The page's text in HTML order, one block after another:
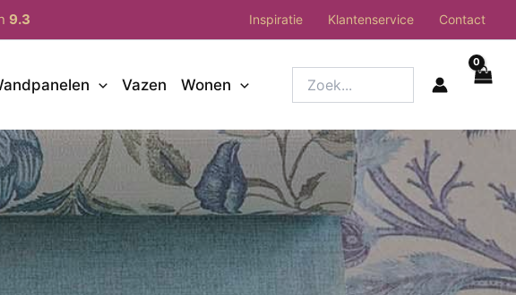
9.3 Inspiratie Klantenservice Contact
Vazen Wonen